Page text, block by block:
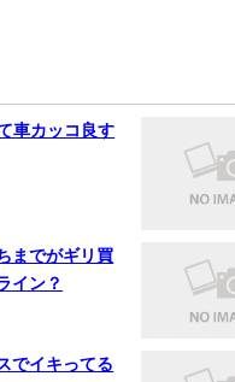
車カッコ良す
までがギリ買
イン？
でイキってる